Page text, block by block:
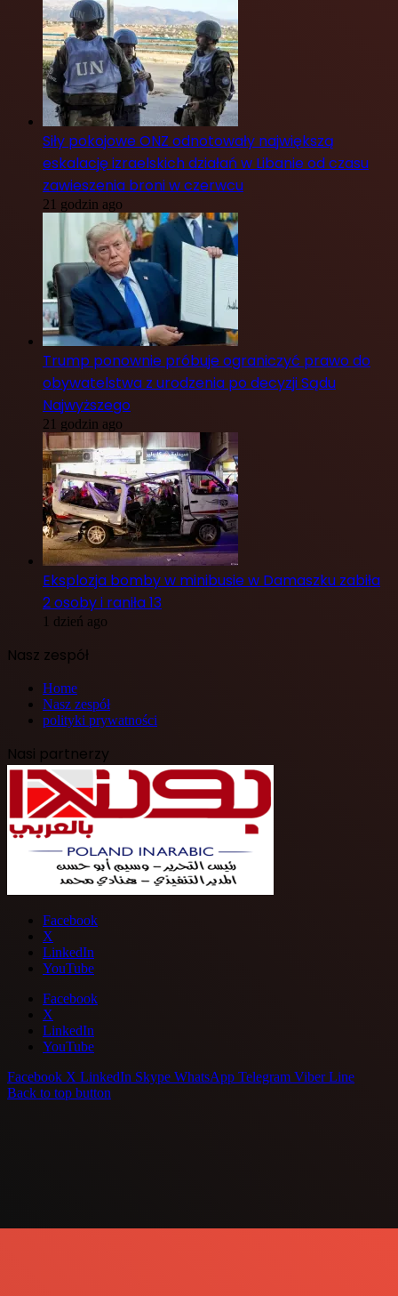
Siły pokojowe ONZ odnotowały największą
eskalację izraelskich działań w Libanie od czasu
zawieszenia broni w czerwcu
21 godzin ago
Trump ponownie próbuje ograniczyć prawo do
obywatelstwa z urodzenia po decyzji Sądu
Najwyższego
21 godzin ago
Eksplozja bomby w minibusie w Damaszku zabiła
2 osoby i raniła 13
1 dzień ago
Nasz zespół
Home
Nasz zespół
polityki prywatności
Nasi partnerzy
Facebook
X
LinkedIn
YouTube
Facebook
X
LinkedIn
YouTube
Facebook X LinkedIn Skype WhatsApp Telegram Viber Line
Back to top button